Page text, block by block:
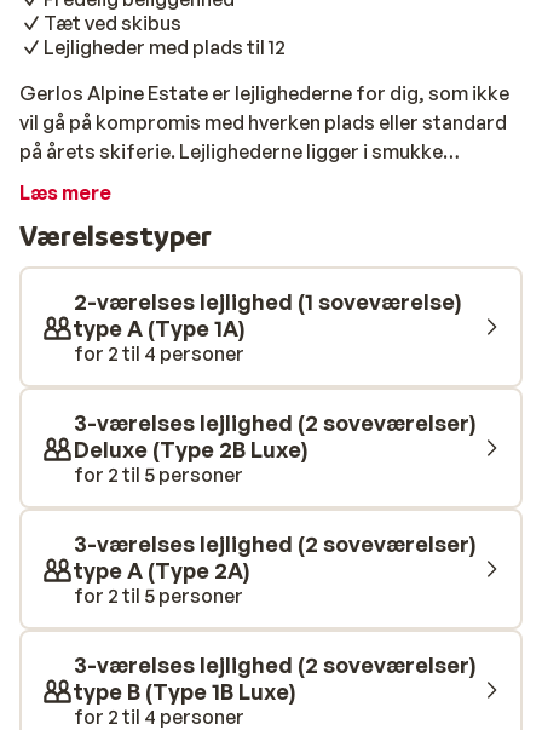
Tæt ved skibus
Lejligheder med plads til 12
Gerlos Alpine Estate er lejlighederne for dig, som ikke
vil gå på kompromis med hverken plads eller standard
på årets skiferie. Lejlighederne ligger i smukke
fredelige omgivelser, ca. 1 kilometer fra centrum af
hvad du skal bruge til en behagelig og afslappende
ferie, og så kan de rumme helt op til 12 personer, så du
har rig mulighed for at samle alle dine nærmeste til en
uforglemmelig skiferie. Liften og centrum af Gerlos
kan du nemt nå med den lokale skibus, som holder tæt
ved lejlighederne og er gratis, hvis du har liftkort. Vi
anbefaler Gerlos Alpine Estate til alle, som søger lidt
ekstra til årets skiferie.
Læs mere
Værelsestyper
2-værelses lejlighed (1 soveværelse)
type A (Type 1A)
for 2 til 4 personer
3-værelses lejlighed (2 soveværelser)
Deluxe (Type 2B Luxe)
for 2 til 5 personer
3-værelses lejlighed (2 soveværelser)
type A (Type 2A)
for 2 til 5 personer
3-værelses lejlighed (2 soveværelser)
type B (Type 1B Luxe)
for 2 til 4 personer